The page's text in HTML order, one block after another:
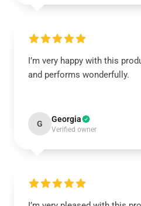
I’m very happy with this
and performs wonderfully.
G Georgia
Verified owner